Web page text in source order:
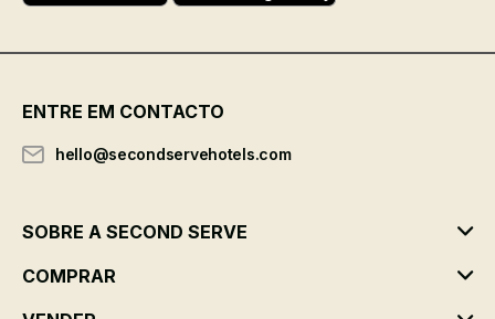
ENTRE EM CONTACTO
hello@secondservehotels.com
SOBRE A SECOND SERVE
COMPRAR